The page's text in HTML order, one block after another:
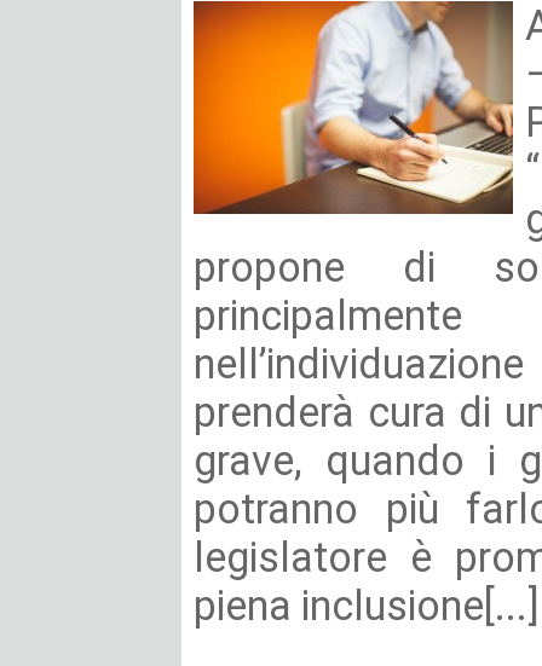
propone di
prenderà cura di
grave, quando i
potranno più
legislatore è
piena inclusione[...]